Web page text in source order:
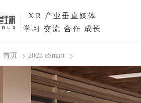
XR
产业垂直媒体
学习 交流 合作 成长
首页 2023 eSmart